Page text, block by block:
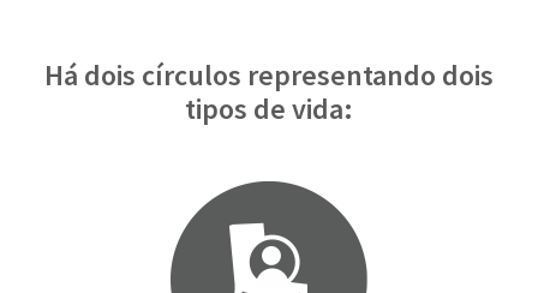
Há dois círculos representando dois
tipos de vida: